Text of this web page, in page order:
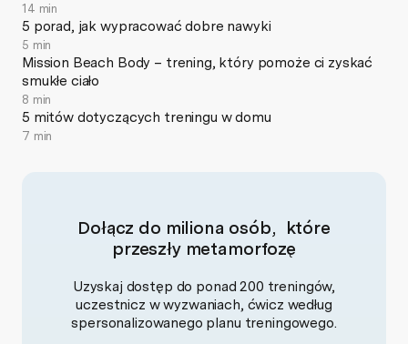
14 min
5 porad, jak wypracować dobre nawyki
5 min
Mission Beach Body – trening, który pomoże ci zyskać
smukłe ciało
8 min
5 mitów dotyczących treningu w domu
7 min
Dołącz do miliona osób, które
przeszły metamorfozę
Uzyskaj dostęp do ponad 200 treningów,
uczestnicz w wyzwaniach, ćwicz według
spersonalizowanego planu treningowego.